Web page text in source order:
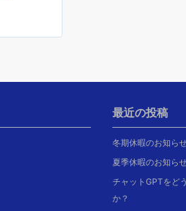
最近の投稿
冬期休暇のお知ら
夏季休暇のお知ら
チャットGPTをど
か？